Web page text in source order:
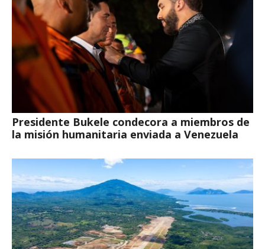
Presidente Bukele condecora a miembros de
la misión humanitaria enviada a Venezuela